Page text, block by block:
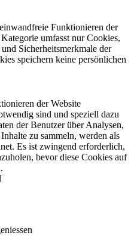
Funktionieren der
umfasst nur Cookies,
Sicherheitsmerkmale der
speichern keine persönlichen
der Website
sind und speziell dazu
der Benutzer über Analysen,
zu sammeln, werden als
Es ist zwingend erforderlich,
bevor diese Cookies auf